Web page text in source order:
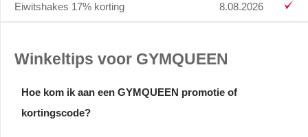
Eiwitshakes 17% korting 8.08.2026
Winkeltips voor GYMQUEEN
Hoe kom ik aan een GYMQUEEN promotie of
kortingscode?